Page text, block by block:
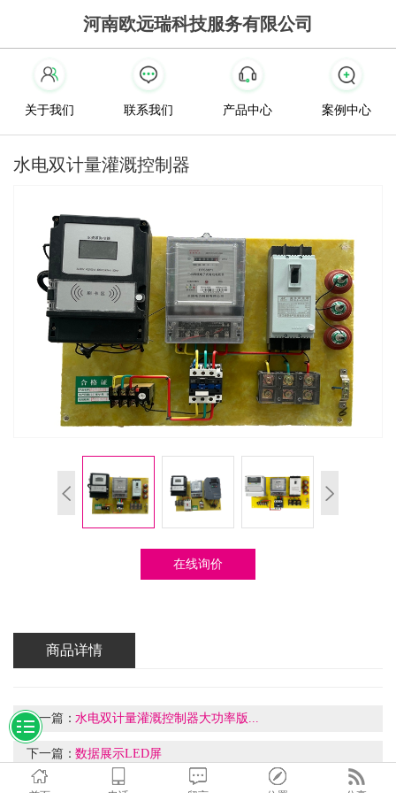
河南欧远瑞科技服务有限公司
关于我们 联系我们 产品中心 案例中心
水电双计量灌溉控制器
在线询价
商品详情
上一篇：水电双计量灌溉控制器大功率版...
下一篇：数据展示LED屏